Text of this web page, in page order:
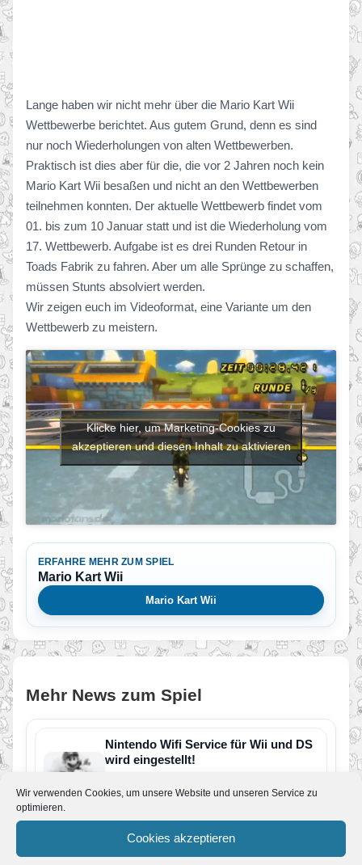
Wir verwenden Cookies, um unsere Website und unseren Service zu
optimieren.
Cookies akzeptieren
Lange haben wir nicht mehr über die Mario Kart Wii
Wettbewerbe berichtet. Aus gutem Grund, denn es sind
nur noch Wiederholungen von alten Wettbewerben.
Praktisch ist dies aber für die, die vor 2 Jahren noch kein
Mario Kart Wii besaßen und nicht an den Wettbewerben
teilnehmen konnten. Der aktuelle Wettbewerb findet vom
01. bis zum 10 Januar statt und ist die Wiederholung vom
17. Wettbewerb. Aufgabe ist es drei Runden Retour in
Toads Fabrik zu fahren. Aber um alle Sprünge zu schaffen,
müssen Stunts absolviert werden.
Wir zeigen euch im Videoformat, eine Variante um den
Wettbewerb zu meistern.
Klicke hier, um Marketing-Cookies zu
akzeptieren und diesen Inhalt zu aktivieren
ERFAHRE MEHR ZUM SPIEL
Mario Kart Wii
Mario Kart Wii
Mehr News zum Spiel
Nintendo Wifi Service für Wii und DS
wird eingestellt!
Am 20 Mai, 2014 wird Nintendo die Server die
ermöglichen abstellen!…
79. Mario Kart Wii Wettbewerb
Von JoKo•4. August 2011